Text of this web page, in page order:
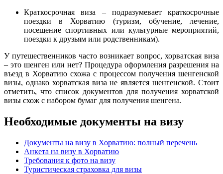
Краткосрочная виза – подразумевает краткосрочные
поездки в Хорватию (туризм, обучение, лечение,
посещение спортивных или культурные мероприятий,
поездки к друзьям или родственникам).
У путешественников часто возникает вопрос, хорватская виза
– это шенген или нет? Процедура оформления разрешения на
въезд в Хорватию схожа с процессом получения шенгенской
визы, однако хорватская виза не является шенгенской. Стоит
отметить, что список документов для получения хорватской
визы схож с набором бумаг для получения шенгена.
Необходимые документы на визу
Документы на визу в Хорватию: полный перечень
Анкета на визу в Хорватию
Требования к фото на визу
Туристическая страховка для визы